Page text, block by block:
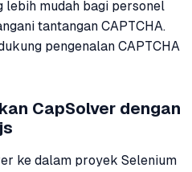
lebih mudah bagi personel
tantangan CAPTCHA.
pengenalan CAPTCHA
CapSolver dengan
ke dalam proyek Selenium